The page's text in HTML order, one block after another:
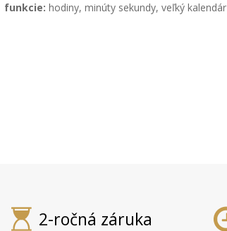
funkcie: hodiny, minúty sekundy, veľký kalendár
2-ročná záruka